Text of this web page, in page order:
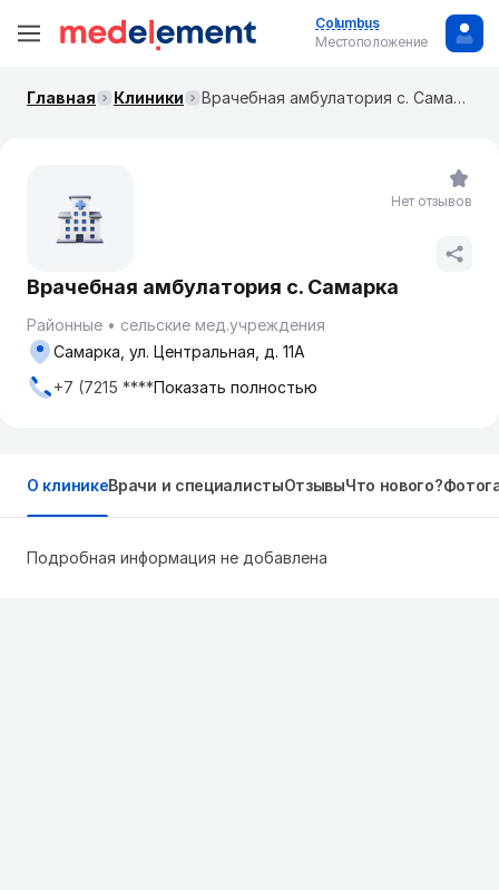
Columbus
Местоположение
Главная Клиники Врачебная амбулатория с. Самарка
Врачебная амбулатория с. Самарка
Районные
сельские мед.учреждения
Самарка, ул. Центральная, д. 11А
+7 (7215 ****Показать полностью
Нет отзывов
О клиникеВрачи и специалистыОтзывыЧто нового?
Подробная информация не добавлена